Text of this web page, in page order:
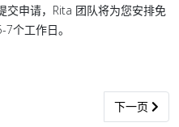
交申请，Rita 团队将为您安排免
个工作日。
势与批发分销机会分析下一篇文章:
下一页